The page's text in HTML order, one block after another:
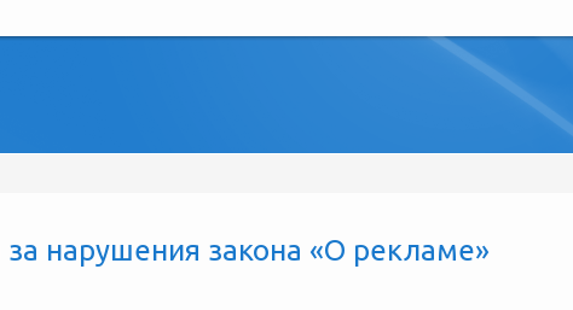
нарушения закона «О рекламе»